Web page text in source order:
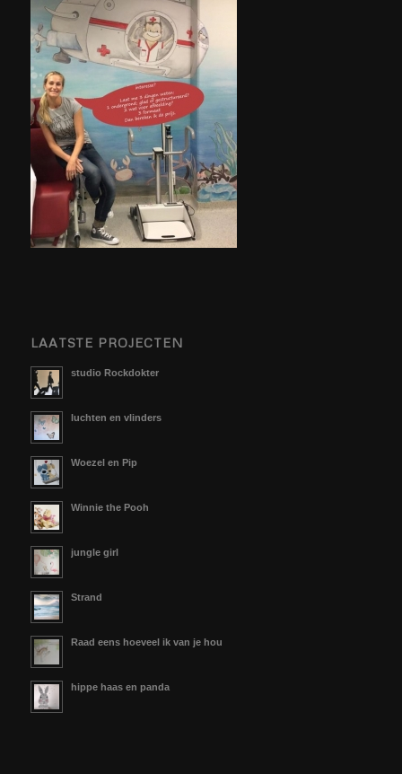
LAATSTE PROJECTEN
studio Rockdokter
luchten en vlinders
Woezel en Pip
Winnie the Pooh
jungle girl
Strand
Raad eens hoeveel ik van je hou
hippe haas en panda